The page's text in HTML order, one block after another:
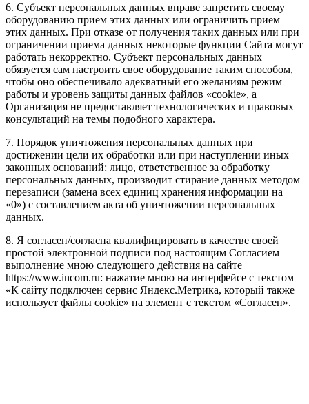
6. Субъект персональных данных вправе запретить своему
оборудованию прием этих данных или ограничить прием
этих данных. При отказе от получения таких данных или при
ограничении приема данных некоторые функции Сайта могут
работать некорректно. Субъект персональных данных
обязуется сам настроить свое оборудование таким способом,
чтобы оно обеспечивало адекватный его желаниям режим
работы и уровень защиты данных файлов «cookie», а
Организация не предоставляет технологических и правовых
консультаций на темы подобного характера.
7. Порядок уничтожения персональных данных при
достижении цели их обработки или при наступлении иных
законных оснований: лицо, ответственное за обработку
персональных данных, производит стирание данных методом
перезаписи (замена всех единиц хранения информации на
«0») с составлением акта об уничтожении персональных
данных.
8. Я согласен/согласна квалифицировать в качестве своей
простой электронной подписи под настоящим Согласием
выполнение мною следующего действия на сайте
https://www.incom.ru: нажатие мною на интерфейсе с текстом
«К сайту подключен сервис Яндекс.Метрика, который также
использует файлы cookie» на элемент с текстом «Согласен».